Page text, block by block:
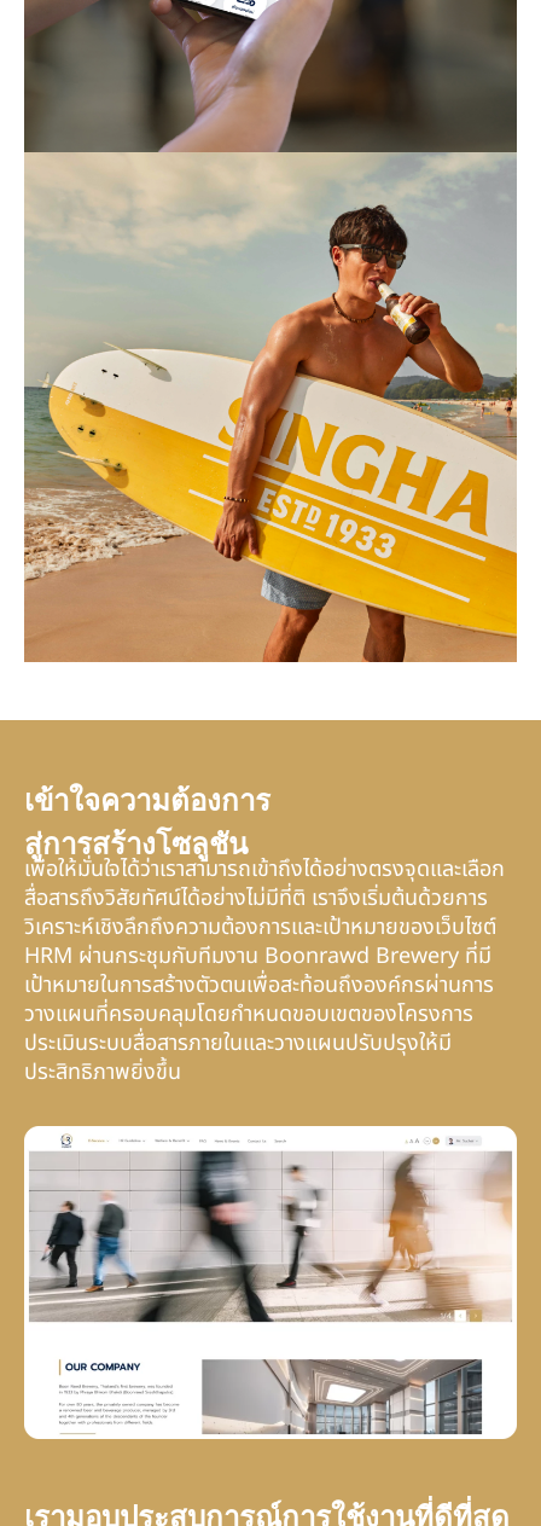
เข้าใจความต้องการ
สู่การสร้างโซลูชัน
เพื่อให้มั่นใจได้ว่าเราสามารถเข้าถึงได้อย่างตรงจุดและเลือก
สื่อสารถึงวิสัยทัศน์ได้อย่างไม่มีที่ติ เราจึงเริ่มต้นด้วยการ
วิเคราะห์เชิงลึกถึงความต้องการและเป้าหมายของเว็บไซต์
HRM ผ่านกระชุมกับทีมงาน Boonrawd Brewery ที่มี
เป้าหมายในการสร้างตัวตนเพื่อสะท้อนถึงองค์กรผ่านการ
วางแผนที่ครอบคลุมโดยกำหนดขอบเขตของโครงการ
ประเมินระบบสื่อสารภายในและวางแผนปรับปรุงให้มี
ประสิทธิภาพยิ่งขึ้น
เรามอบประสบการณ์การใช้งานที่ดีที่สุด